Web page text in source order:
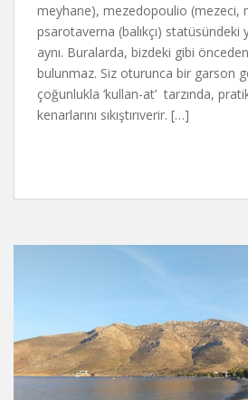
meyhane), mezedopoulio (mezeci,
psarotaverna (balıkçı) statüsündeki
aynı. Buralarda, bizdeki gibi
bulunmaz. Siz oturunca bir garson
çoğunlukla ‘kullan-at’ tarzında,
kenarlarını sıkıştırıverir. […]